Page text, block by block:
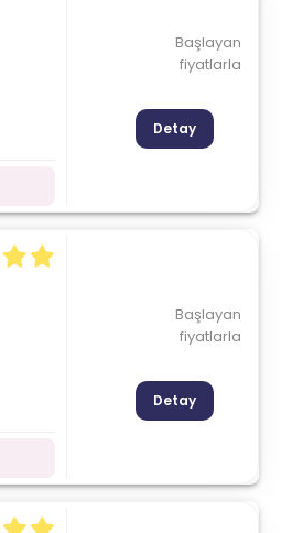
Başlayan
fiyatlarla
Detay
Başlayan
fiyatlarla
Detay